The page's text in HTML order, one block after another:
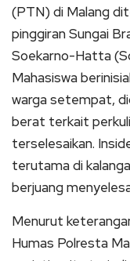
(PTN) di Malang
pinggiran Sungai
Soekarno-Hatta
Mahasiswa
warga setempat,
berat terkait
terselesaikan.
terutama di
berjuang
Menurut
Humas Polresta